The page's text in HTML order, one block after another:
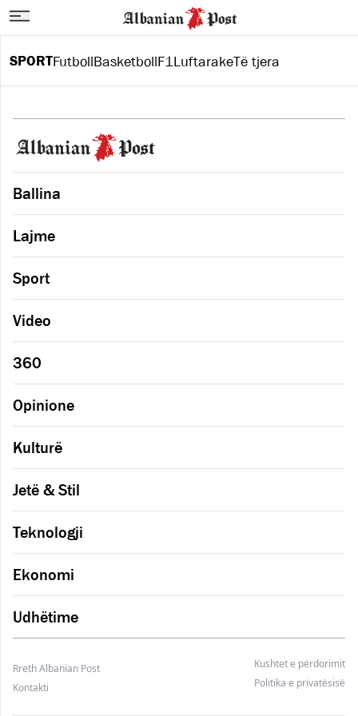
SPORTFutbollBasketbollF1 LuftarakeTë tjera
Ballina
Lajme
Sport
Video
360
Opinione
Kulturë
Jetë & Stil
Teknologji
Ekonomi
Udhëtime
Rreth Albanian Post
Kushtet e përdorimit
Kontakti
Politika e privatësisë